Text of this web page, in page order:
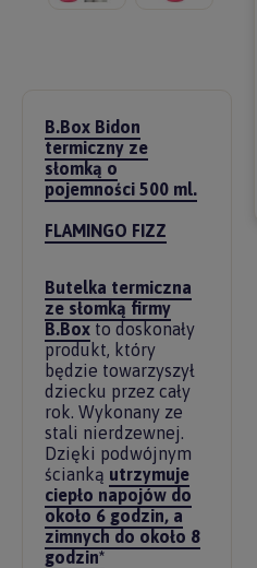
B.Box Bidon
termiczny ze
słomką o
pojemności 500 ml.
FLAMINGO FIZZ
Butelka termiczna
ze słomką firmy
B.Box to doskonały
produkt, który
będzie towarzyszył
dziecku przez cały
rok. Wykonany ze
stali nierdzewnej.
Dzięki podwójnym
ścianką utrzymuje
ciepło napojów do
około 6 godzin, a
zimnych do około 8
godzin*